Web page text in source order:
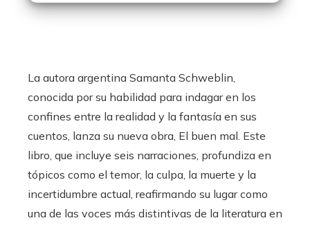
La autora argentina Samanta Schweblin,
conocida por su habilidad para indagar en los
confines entre la realidad y la fantasía en sus
cuentos, lanza su nueva obra, El buen mal. Este
libro, que incluye seis narraciones, profundiza en
tópicos como el temor, la culpa, la muerte y la
incertidumbre actual, reafirmando su lugar como
una de las voces más distintivas de la literatura en